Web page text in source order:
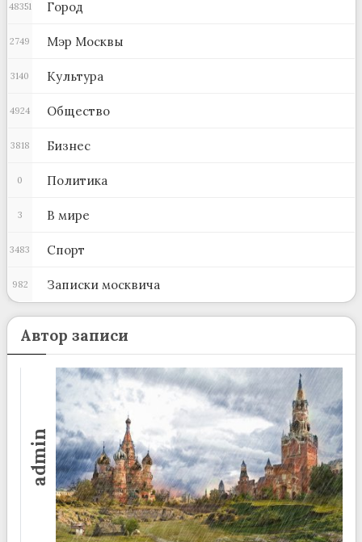
Город
48351
Мэр Москвы
2749
Культура
3140
Общество
4924
Бизнес
3818
Политика
0
В мире
3
Спорт
3483
Записки москвича
982
Автор записи
admin